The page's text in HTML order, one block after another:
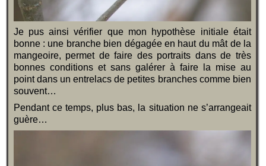
Je pus ainsi vérifier que mon hypothèse initiale était
bonne : une branche bien dégagée en haut du mât de la
mangeoire, permet de faire des portraits dans de très
bonnes conditions et sans galérer à faire la mise au
point dans un entrelacs de petites branches comme bien
souvent…
Pendant ce temps, plus bas, la situation ne s’arrangeait
guère…